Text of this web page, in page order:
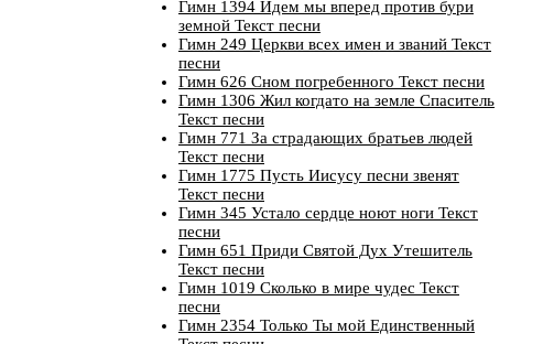
Гимн 1394 Идем мы вперед против бури
земной Текст песни
Гимн 249 Церкви всех имен и званий Текст
песни
Гимн 626 Сном погребенного Текст песни
Гимн 1306 Жил когдато на земле Спаситель
Текст песни
Гимн 771 За страдающих братьев людей
Текст песни
Гимн 1775 Пусть Иисусу песни звенят
Текст песни
Гимн 345 Устало сердце ноют ноги Текст
песни
Гимн 651 Приди Святой Дух Утешитель
Текст песни
Гимн 1019 Сколько в мире чудес Текст
песни
Гимн 2354 Только Ты мой Единственный